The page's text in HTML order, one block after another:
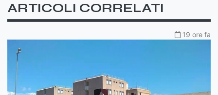
ARTICOLI CORRELATI
19 ore fa